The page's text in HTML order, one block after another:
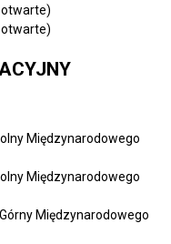
otwarte)
otwarte)
Międzynarodowego
Międzynarodowego
Międzynarodowego